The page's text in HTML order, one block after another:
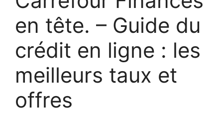
en tête. – Guide du
crédit en ligne : les
meilleurs taux et
offres